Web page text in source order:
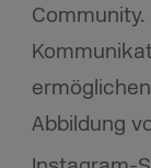
Abbildung